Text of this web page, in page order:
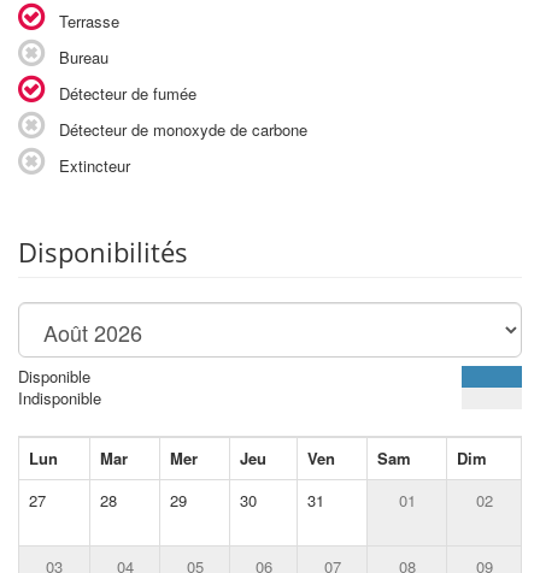
Terrasse
Bureau
Détecteur de fumée
Détecteur de monoxyde de carbone
Extincteur
Disponibilités
Disponible
Indisponible
Lun Mar Mer Jeu Ven Sam
Dim
27
28 29 30 31 01 02
03 04 05 06 07 08 09